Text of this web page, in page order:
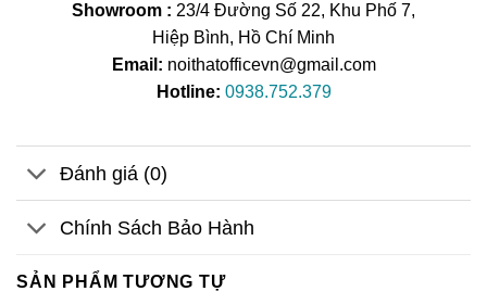
Showroom : 23/4 Đường Số 22, Khu Phố 7,
Hiệp Bình, Hồ Chí Minh
Email: noithatofficevn@gmail.com
Hotline: 0938.752.379
Đánh giá (0)
Chính Sách Bảo Hành
SẢN PHẨM TƯƠNG TỰ